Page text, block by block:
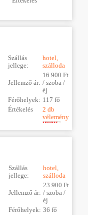
Szállás
jellege:
hotel,
szálloda
Jellemző ár:
16 900 Ft
/ szoba /
éj
Férőhelyek: 117 fő
Értékelés
2 db
vélemény
Szállás
jellege:
hotel,
szálloda
Jellemző ár:
23 900 Ft
/ szoba /
éj
Férőhelyek: 36 fő